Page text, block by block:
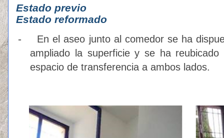
Estado
Estado reformado
-
En el aseo junto al comedor se ha
ampliado la superficie y se ha
espacio de transferencia a ambos lados.